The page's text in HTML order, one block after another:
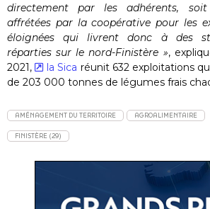
directement par les adhérents,
affrétées par la coopérative pour les
éloignées qui livrent donc à des
réparties sur le nord-Finistère »,
2021,
la Sica réunit 632 exploitations
de 203 000 tonnes de légumes frais
AMÉNAGEMENT DU TERRITOIRE AGROALIMENTAIRE
FINISTÈRE (29)